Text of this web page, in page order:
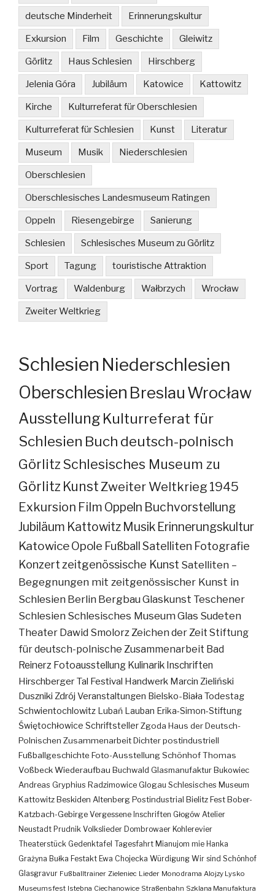
deutsche Minderheit Erinnerungskultur
Exkursion Film Geschichte Gleiwitz
Görlitz Haus Schlesien Hirschberg
Jelenia Góra Jubiläum Katowice Kattowitz
Kirche Kulturreferat für Oberschlesien
Kulturreferat für Schlesien Kunst Literatur
Museum Musik Niederschlesien
Oberschlesien
Oberschlesisches Landesmuseum Ratingen
Oppeln Riesengebirge Sanierung
Schlesien Schlesisches Museum zu Görlitz
Sport Tagung touristische Attraktion
Vortrag Waldenburg Wałbrzych Wrocław
Zweiter Weltkrieg
Schlesien Niederschlesien
Oberschlesien Breslau Wrocław
Ausstellung Kulturreferat für
Schlesien Buch deutsch-polnisch
GörlitzSchlesisches Museum zu
Görlitz KunstZweiter Weltkrieg 1945
Exkursion Film Oppeln Buchvorstellung
Jubiläum Kattowitz Musik Erinnerungskultur
KatowiceOpole FußballSatelliten Fotografie
Konzertzeitgenössische Kunst Satelliten –
Begegnungen mit zeitgenössischer Kunst in
Schlesien Berlin BergbauGlaskunst Teschener
Schlesien Schlesisches MuseumGlas Sudeten
Theater Dawid SmolorzZeichen der Zeit Stiftung
für deutsch-polnische Zusammenarbeit Bad
Reinerz Fotoausstellung Kulinarik Inschriften
Hirschberger Tal Festival Handwerk Marcin Zieliński
Duszniki Zdrój Veranstaltungen Bielsko-Biała Todestag
Schwientochlowitz Lubań Lauban Erika-Simon-Stiftung
Świętochłowice SchriftstellerZgoda Haus der Deutsch-
Polnischen ZusammenarbeitDichterpostindustriell
Fußballgeschichte Foto-AusstellungSchönhofThomas
VoßbeckWiederaufbau Buchwald Glasmanufaktur Bukowiec
Andreas Gryphius Radzimowice Glogau Schlesisches Museum
Kattowitz Beskiden Altenberg Postindustrial Bielitz Fest Bober-
Katzbach-Gebirge Vergessene Inschriften Głogów Atelier
Neustadt Prudnik Volkslieder Dombrowaer Kohlerevier
Theaterstück Gedenktafel Tagesfahrt Mianujom mie Hanka
Grażyna Bułka Festakt Ewa Chojecka Würdigung Wir sind Schönhof
Glasgravur Fußballtrainer Zieleniec Lieder Monodrama Alojzy Lysko
Museumsfest Istebna Ciechanowice Straßenbahn Szklana Manufaktura